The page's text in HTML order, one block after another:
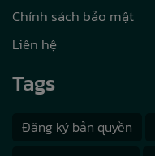
Chính sách bảo mật
Liên hệ
Tags
Đăng ký bản quyền